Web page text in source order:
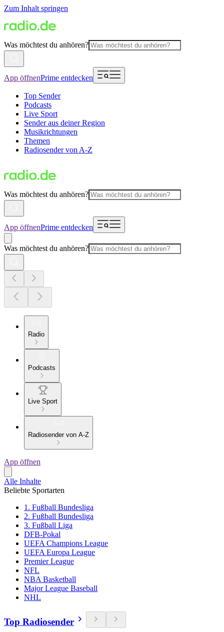
Zum Inhalt springen
Was möchtest du anhören?
App öffnenPrime entdecken
Top Sender
Podcasts
Live Sport
Sender aus deiner Region
Musikrichtungen
Themen
Radiosender von A-Z
Was möchtest du anhören?
App öffnenPrime entdecken
Was möchtest du anhören?
Radio
Podcasts
Live Sport
Radiosender von A-Z
App öffnen
Alle Inhalte
Beliebte Sportarten
1. Fußball Bundesliga
2. Fußball Bundesliga
3. Fußball Liga
DFB-Pokal
UEFA Champions League
UEFA Europa League
Premier League
NFL
NBA Basketball
Major League Baseball
NHL
Top Radiosender